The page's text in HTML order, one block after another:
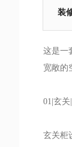
装
这是一
宽敞的
01|玄关|
玄关柜